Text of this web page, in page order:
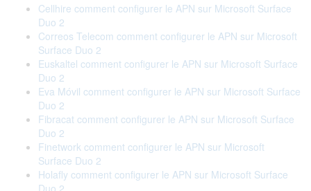
Cellhire comment configurer le APN sur Microsoft Surface
Duo 2
Correos Telecom comment configurer le APN sur Microsoft
Surface Duo 2
Euskaltel comment configurer le APN sur Microsoft Surface
Duo 2
Eva Móvil comment configurer le APN sur Microsoft Surface
Duo 2
Fibracat comment configurer le APN sur Microsoft Surface
Duo 2
Finetwork comment configurer le APN sur Microsoft
Surface Duo 2
Holafly comment configurer le APN sur Microsoft Surface
Duo 2